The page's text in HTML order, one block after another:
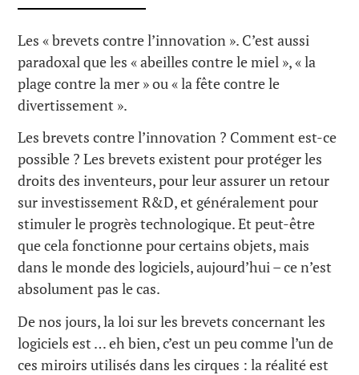
Les « brevets contre l’innovation ». C’est aussi
paradoxal que les « abeilles contre le miel », « la
plage contre la mer » ou « la fête contre le
divertissement ».
Les brevets contre l’innovation ? Comment est-ce
possible ? Les brevets existent pour protéger les
droits des inventeurs, pour leur assurer un retour
sur investissement R&D, et généralement pour
stimuler le progrès technologique. Et peut-être
que cela fonctionne pour certains objets, mais
dans le monde des logiciels, aujourd’hui – ce n’est
absolument pas le cas.
De nos jours, la loi sur les brevets concernant les
logiciels est … eh bien, c’est un peu comme l’un de
ces miroirs utilisés dans les cirques : la réalité est